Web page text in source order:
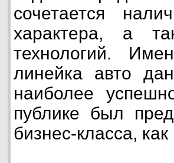
сочетается
характера, а
технологий.
линейка авто
наиболее
публике был
бизнес-класса,